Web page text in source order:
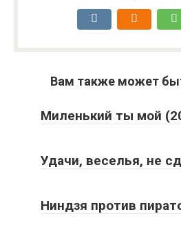
Вам также может
Миленький ты мой
Удачи, веселья, не
Ниндзя против